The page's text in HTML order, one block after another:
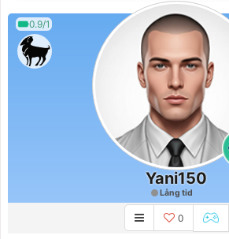
0.9/1
Yani150
Lång tid
0